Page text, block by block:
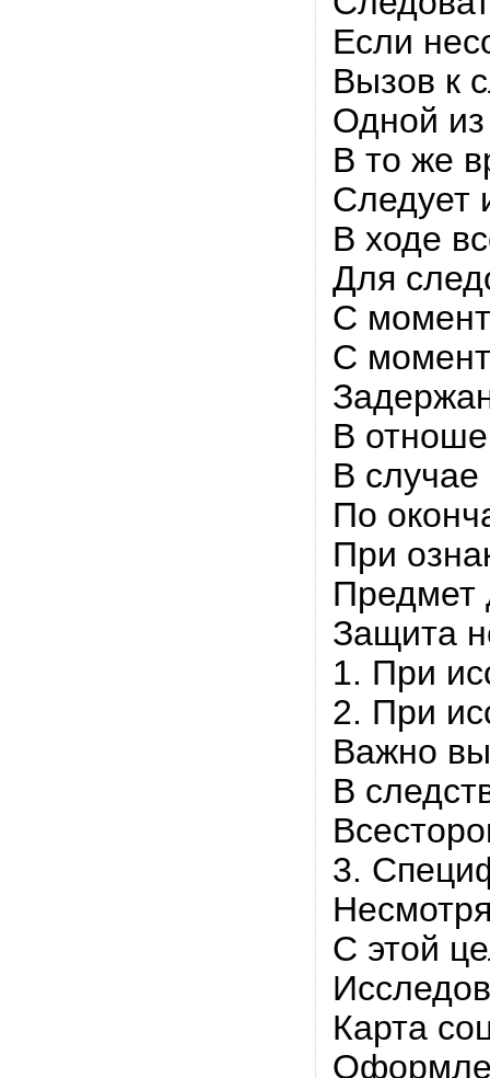
Если
Вызов к
Одной из
В то же
Следует
В ходе
Для
С
С
В
В
По
При
Предмет
Защита
1. При
2. При
Важно
В
3.
С этой
Карта